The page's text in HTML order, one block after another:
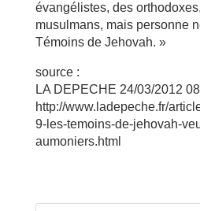
évangélistes, des
musulmans, mais personne
Témoins de Jehovah. »
source :
LA DEPECHE 24/03/2012
http://www.ladepeche.fr/
9-les-temoins-de-jehovah-
aumoniers.html